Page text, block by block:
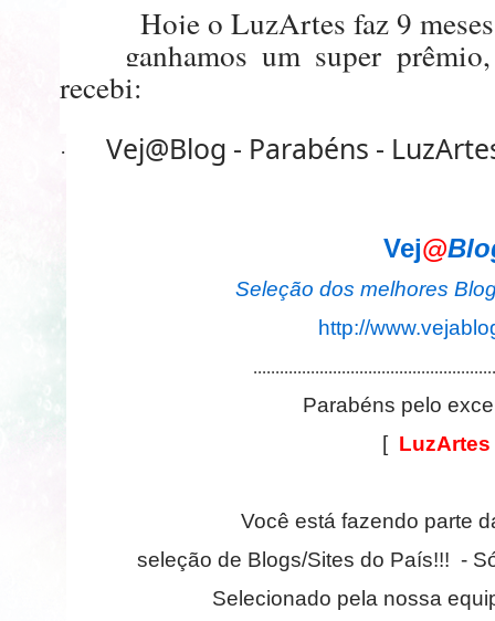
Hoje o LuzArtes faz 9
ganhamos um super
recebi:
·
Vej@
Seleção dos melhores
http://
Parabéns pelo
[
Você está fazendo parte
seleção de Blogs/Sites do País!!! -
Selecionado pela nossa